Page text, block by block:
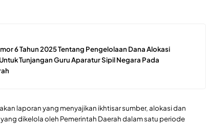
6 Tahun 2025 Tentang Pengelolaan Dana Alokasi
Tunjangan Guru Aparatur Sipil Negara Pada
laporan yang menyajikan ikhtisar sumber, alokasi dan
dikelola oleh Pemerintah Daerah dalam satu periode